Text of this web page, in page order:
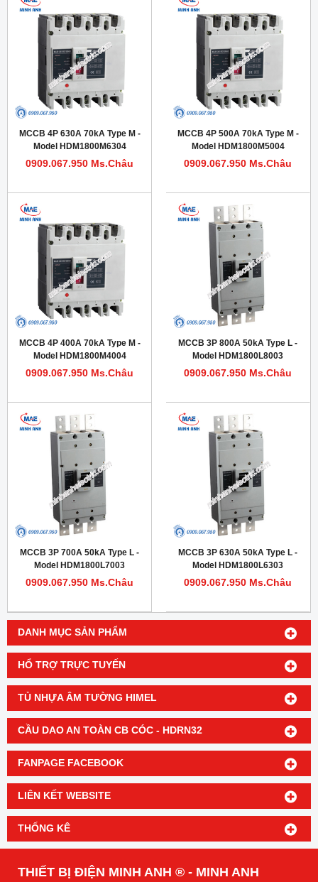
DANH MỤC SẢN PHẨM
HỔ TRỢ TRỰC TUYẾN
TỦ NHỰA ÂM TƯỜNG HIMEL
CẦU DAO AN TOÀN CB CÓC - HDRN32
FANPAGE FACEBOOK
LIÊN KẾT WEBSITE
THỐNG KÊ
MCCB 4P 630A 70kA Type M -
Model HDM1800M6304
0909.067.950 Ms.Châu
MCCB 4P 500A 70kA Type M -
Model HDM1800M5004
0909.067.950 Ms.Châu
MCCB 4P 400A 70kA Type M -
Model HDM1800M4004
0909.067.950 Ms.Châu
MCCB 3P 800A 50kA Type L -
Model HDM1800L8003
0909.067.950 Ms.Châu
MCCB 3P 700A 50kA Type L -
Model HDM1800L7003
0909.067.950 Ms.Châu
MCCB 3P 630A 50kA Type L -
Model HDM1800L6303
0909.067.950 Ms.Châu
THIẾT BỊ ĐIỆN MINH ANH ® - MINH ANH